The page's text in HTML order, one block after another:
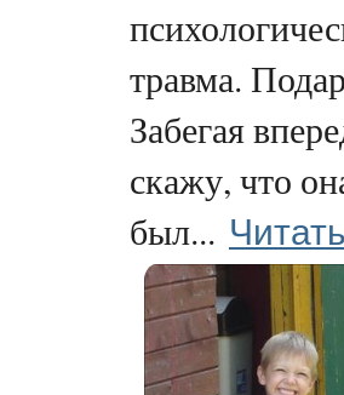
травма.
Забегая
скажу, что
был...